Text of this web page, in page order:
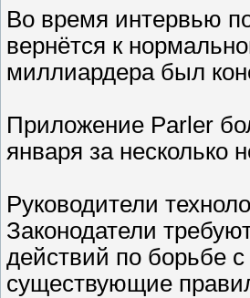
Во время интервью
вернётся к
миллиардера был
Приложение Parler
января за
Руководители
Законодатели
действий по борьбе
существующие